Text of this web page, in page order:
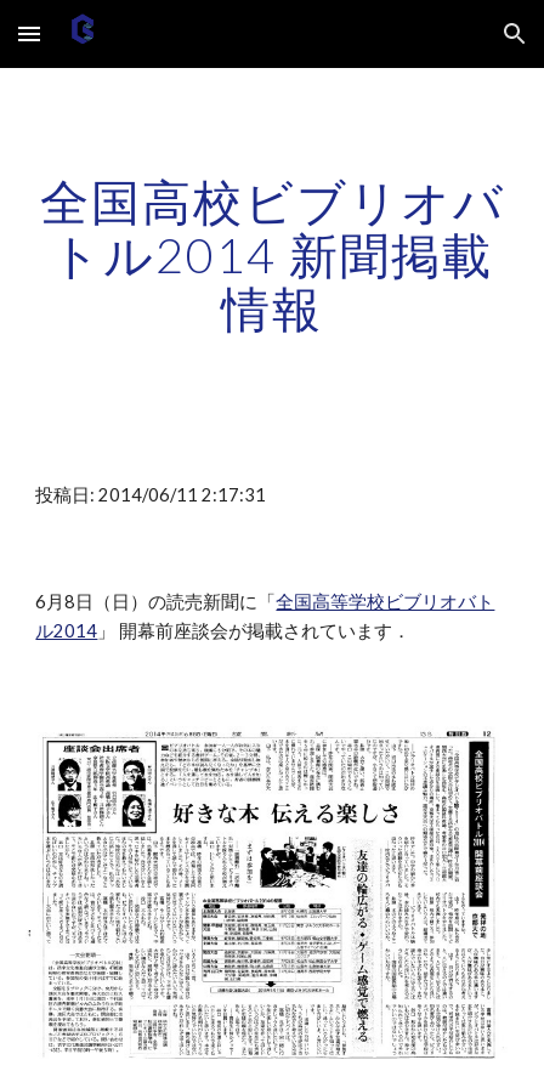
Skip to main content Skip to navigation
全国高校ビブリオバ
トル2014 新聞掲載
情報
投稿日: 2014/06/11 2:17:31
6月8日（日）の読売新聞に「全国高等学校ビブリオバト
ル2014 」 開幕前座談会が掲載されています．